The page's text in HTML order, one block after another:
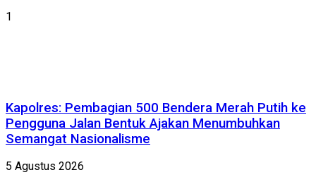
1
Kapolres: Pembagian 500 Bendera Merah Putih ke
Pengguna Jalan Bentuk Ajakan Menumbuhkan
Semangat Nasionalisme
5 Agustus 2026